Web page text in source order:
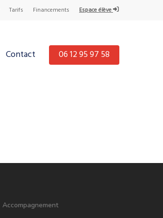
Tarifs Financements Espace élève
Contact 06 12 95 97 58
Accompagnement